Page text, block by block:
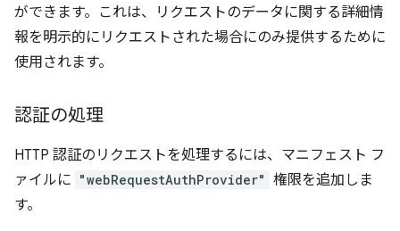
ができます。これは、リクエストのデータに関する詳細情
報を明示的にリクエストされた場合にのみ提供するために
使用されます。
認証の処理
HTTP 認証のリクエストを処理するには、マニフェスト フ
ァイルに "webRequestAuthProvider" 権限を追加しま
す。